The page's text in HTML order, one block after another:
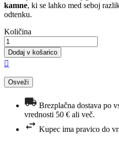
kamne, ki se lahko med seboj
odtenku.
Količina
Dodaj v košarico

Brezplačna dostava po
vrednosti 50 € ali več.
Kupec ima pravico do